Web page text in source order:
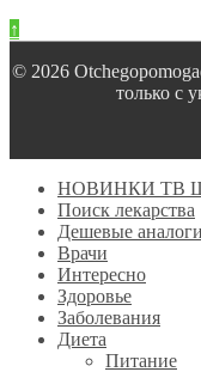
↑
© 2026
только с
НОВИНКИ ТВ
Поиск лекарства
Дешевые
Врачи
Интересно
Здоровье
Заболевания
Диета
Питание